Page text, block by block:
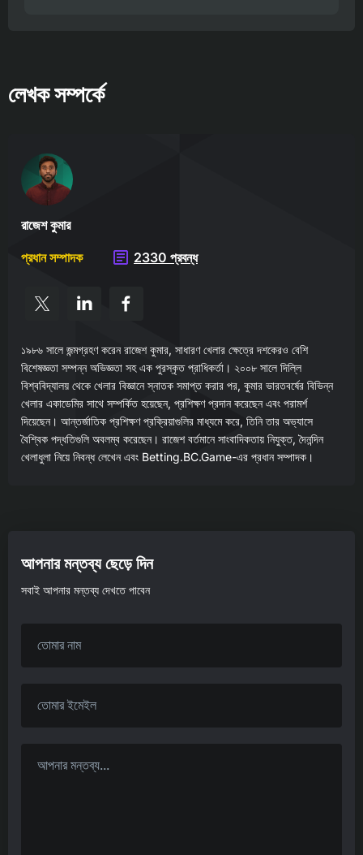
লেখক সম্পর্কে
রাজেশ কুমার
প্রধান সম্পাদক
2330 প্রবন্ধ
১৯৮৬ সালে জন্মগ্রহণ করেন রাজেশ কুমার, সাধারণ খেলার ক্ষেত্রে দশকেরও বেশি
বিশেষজ্ঞতা সম্পন্ন অভিজ্ঞতা সহ এক পুরস্কৃত প্রাধিকর্তা। ২০০৮ সালে দিল্লি
বিশ্ববিদ্যালয় থেকে খেলার বিজ্ঞানে স্নাতক সমাপ্ত করার পর, কুমার ভারতবর্ষের বিভিন্ন
খেলার একাডেমির সাথে সম্পর্কিত হয়েছেন, প্রশিক্ষণ প্রদান করেছেন এবং পরামর্শ
দিয়েছেন। আন্তর্জাতিক প্রশিক্ষণ প্রক্রিয়াগুলির মাধ্যমে করে, তিনি তার অভ্যাসে
বৈশ্বিক পদ্ধতিগুলি অবলম্ব করেছেন। রাজেশ বর্তমানে সাংবাদিকতায় নিযুক্ত, দৈনন্দিন
খেলাধুলা নিয়ে নিবন্ধ লেখেন এবং Betting.BC.Game-এর প্রধান সম্পাদক।
আপনার মন্তব্য ছেড়ে দিন
সবাই আপনার মন্তব্য দেখতে পাবেন